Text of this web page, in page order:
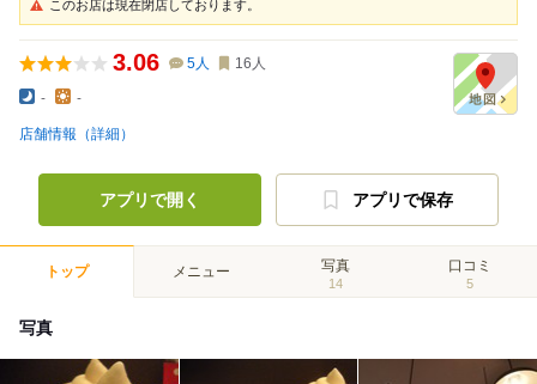
このお店は現在閉店しております。
3.06 5人 16 人
- -
店舗情報（詳細）
アプリで開く アプリで保存
トップ メニュー 写真
14
口コミ
5
写真